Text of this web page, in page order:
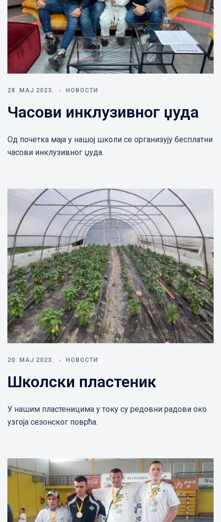
28. МАЈ 2023. НОВОСТИ
Часови инклузивног џуда
Од почетка маја у нашој школи се организују бесплатни
часови инклузивног џуда.
20. МАЈ 2023. НОВОСТИ
Школски пластеник
У нашим пластеницима у току су редовни радови око
узгоја сезонског поврћа.